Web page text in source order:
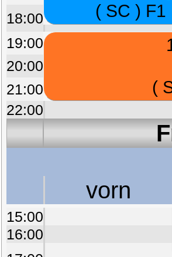
( SC ) F1
18:00
19:00
(
20:00
21:00
22:00
vorn
15:00
16:00